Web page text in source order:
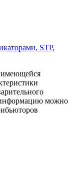
STP,
имеющейся
можно